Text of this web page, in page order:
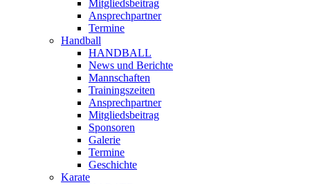
Mitgliedsbeitrag
Ansprechpartner
Termine
Handball
HANDBALL
News und Berichte
Mannschaften
Trainingszeiten
Ansprechpartner
Mitgliedsbeitrag
Sponsoren
Galerie
Termine
Geschichte
Karate